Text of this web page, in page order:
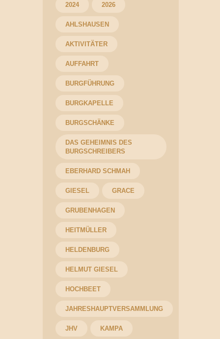
2024 2026
AHLSHAUSEN
AKTIVITÄTER
AUFFAHRT
BURGFÜHRUNG
BURGKAPELLE
BURGSCHÄNKE
DAS GEHEIMNIS DES
BURGSCHREIBERS
EBERHARD SCHMAH
GIESEL GRACE
GRUBENHAGEN
HEITMÜLLER
HELDENBURG
HELMUT GIESEL
HOCHBEET
JAHRESHAUPTVERSAMMLUNG
JHV KAMPA